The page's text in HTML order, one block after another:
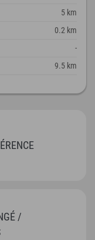
5 km
0.2 km
-
9.5 km
/